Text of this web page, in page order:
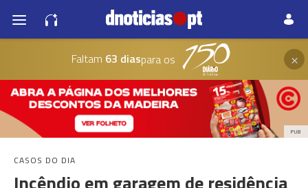
Faltam 63 diaspara os ×
PUB
CASOS DO DIA